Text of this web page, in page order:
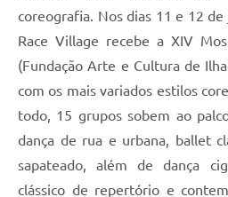
coreografia. Nos dias 11 e 12
Race Village recebe a XIV
(Fundação Arte e Cultura de
com os mais variados estilos
todo, 15 grupos sobem ao
dança de rua e urbana, ballet
sapateado, além de dança
clássico de repertório e